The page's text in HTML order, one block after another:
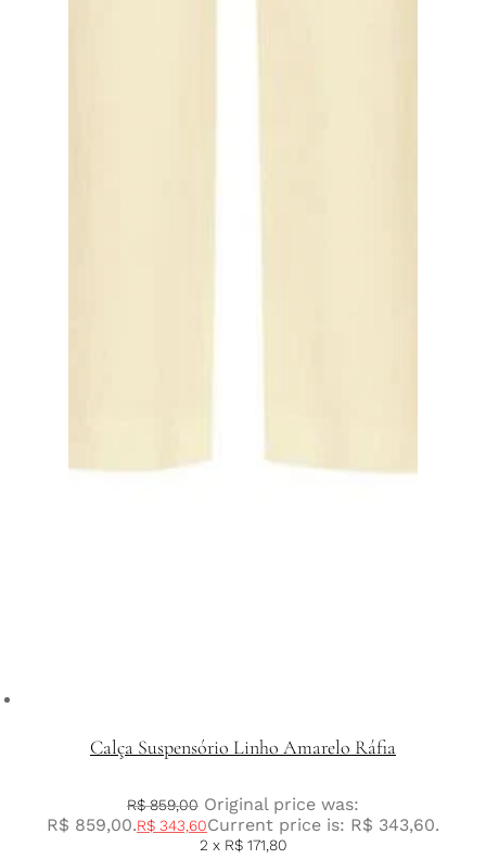
Calça Suspensório Linho Amarelo Ráfia
R$859,00 Original price was:
R$ 859,00.R$ 343,60Current price is: R$ 343,60.
2 x R$171,80